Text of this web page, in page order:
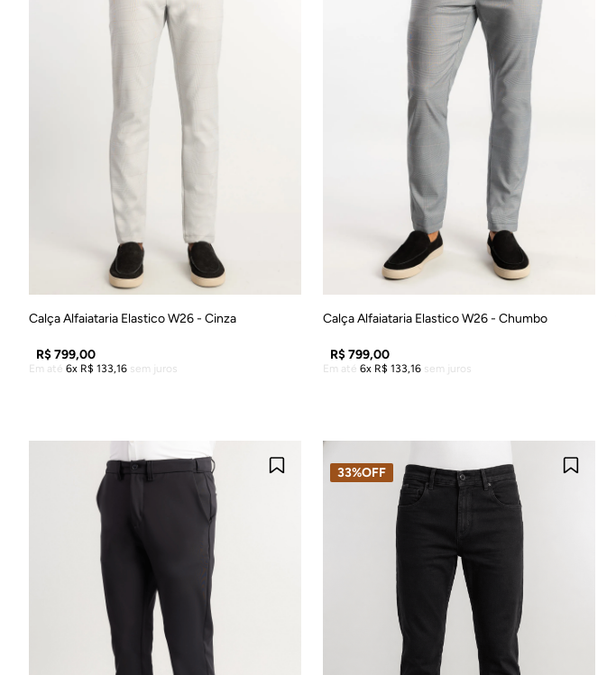
40 42 44 46
Calça Alfaiataria Elastico W26 - Cinza
R$799,00
Em até 6 R$ 133,16 sem juros
40 44 46
Calça Alfaiataria Elastico W26 - Chumbo
R$799,00
Em até 6 R$ 133,16 sem juros
33%OFF